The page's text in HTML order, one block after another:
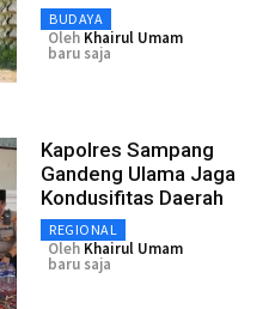
BUDAYA
Oleh Khairul Umam
baru saja
Kapolres Sampang
Gandeng Ulama Jaga
Kondusifitas Daerah
REGIONAL
Oleh Khairul Umam
baru saja